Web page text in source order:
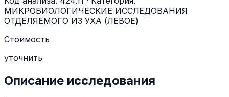
МИКРОБИОЛОГИЧЕСКИЕ ИССЛЕДОВАНИЯ
ОТДЕЛЯЕМОГО ИЗ УХА (ЛЕВОЕ)
Стоимость
уточнить
Описание исследования